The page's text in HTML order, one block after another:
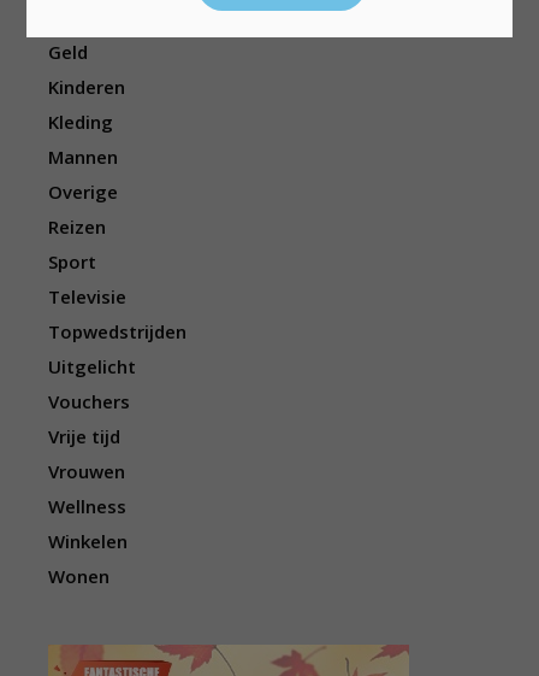
Geld
Kinderen
Kleding
Mannen
Overige
Reizen
Sport
Televisie
Topwedstrijden
Uitgelicht
Vouchers
Vrije tijd
Vrouwen
Wellness
Winkelen
Wonen